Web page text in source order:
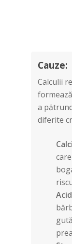
Cauze:
Calculii
a
diferite